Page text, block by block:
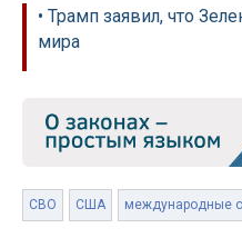
• Трамп заявил, что
мира
СВО США международные